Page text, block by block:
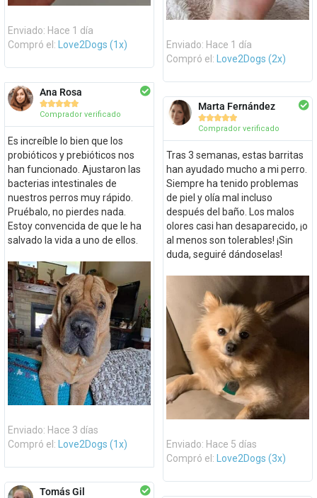
Enviado: Hace 1 día
Compró el:
Love2Dogs (1x)
Ana Rosa

Comprador verificado
Es increíble lo bien que los
probióticos y prebióticos nos
han funcionado. Ajustaron las
bacterias intestinales de
nuestros perros muy rápido.
Pruébalo, no pierdes nada.
Estoy convencida de que le ha
salvado la vida a uno de ellos.
Enviado: Hace 3 días
Compró el: Love2Dogs (1x)
Tomás Gil
Enviado: Hace 1 día
Compró el:
Love2Dogs (2x)
Marta Fernández

Comprador verificado
Tras 3 semanas, estas barritas
han ayudado mucho a mi perro.
Siempre ha tenido problemas
de piel y olía mal incluso
después del baño. Los malos
olores casi han desaparecido, ¡o
al menos son tolerables! ¡Sin
duda, seguiré dándoselas!
Enviado: Hace 5 días
Compró el: Love2Dogs (3x)